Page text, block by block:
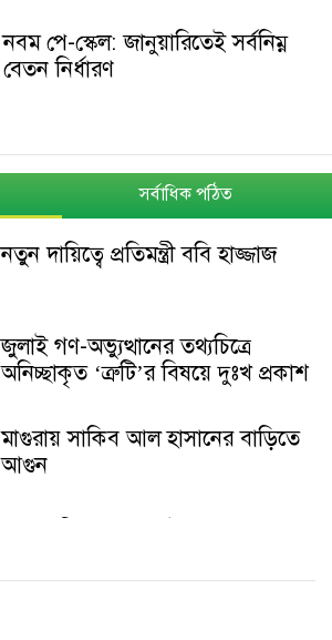
নবম পে-স্কেল: জানুয়ারিতেই সর্বনিম্ন
বেতন নির্ধারণ
সর্বাধিক পঠিত
নতুন দায়িত্বে প্রতিমন্ত্রী ববি হাজ্জাজ
জুলাই গণ-অভ্যুত্থানের তথ্যচিত্রে
অনিচ্ছাকৃত ‘ত্রুটি’র বিষয়ে দুঃখ প্রকাশ
মাগুরায় সাকিব আল হাসানের বাড়িতে
আগুন